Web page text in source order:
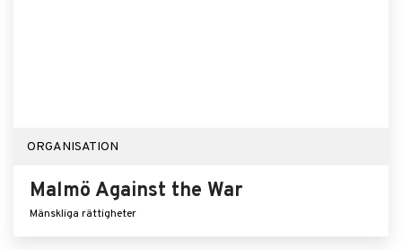
ORGANISATION
Malmö Against the War
Mänskliga rättigheter